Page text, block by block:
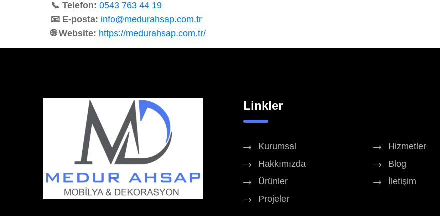
📞 Telefon: 0543 763 44 19
📧 E-posta: info@medurahsap.com.tr
🌐 Website: https://medurahsap.com.tr/
Linkler
Kurumsal
Hakkımızda
Ürünler
Projeler
Hizmetler
Blog
İletişim